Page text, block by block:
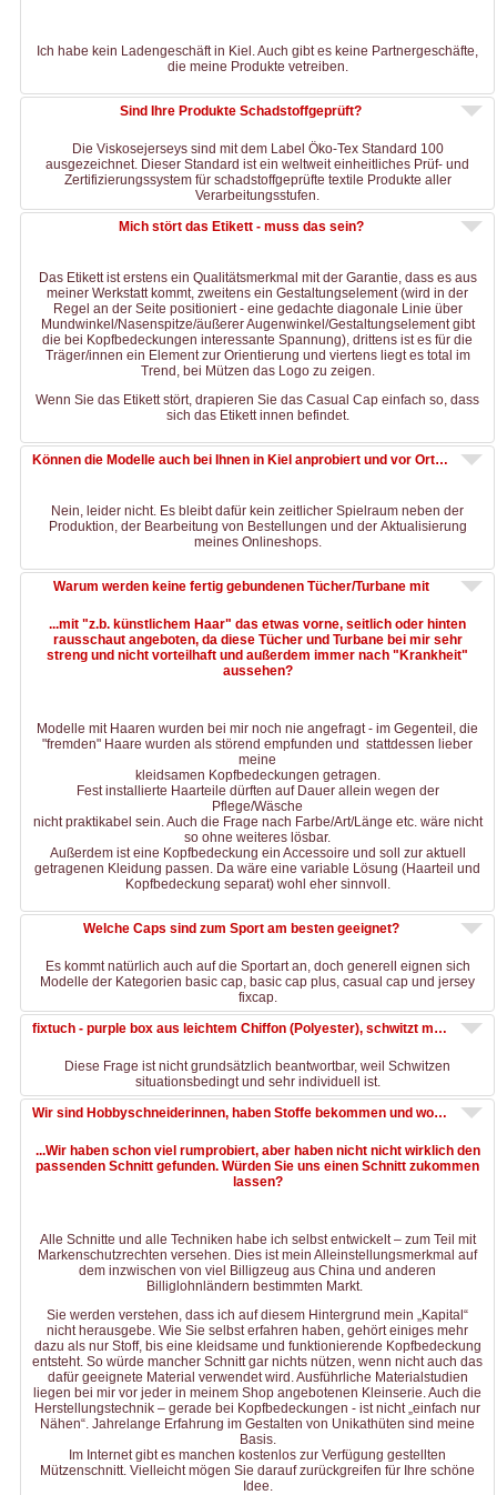
Ich habe kein Ladengeschäft in Kiel. Auch gibt es keine Partnergeschäfte,
die meine Produkte vetreiben.
Sind Ihre Produkte Schadstoffgeprüft?
Die Viskosejerseys sind mit dem Label Öko-Tex Standard 100
ausgezeichnet. Dieser Standard ist ein weltweit einheitliches Prüf- und
Zertifizierungssystem für schadstoffgeprüfte textile Produkte aller
Verarbeitungsstufen.
Mich stört das Etikett - muss das sein?
Das Etikett ist erstens ein Qualitätsmerkmal mit der Garantie, dass es aus
meiner Werkstatt kommt, zweitens ein Gestaltungselement (wird in der
Regel an der Seite positioniert - eine gedachte diagonale Linie über
Mundwinkel/Nasenspitze/äußerer Augenwinkel/Gestaltungselement gibt
die bei Kopfbedeckungen interessante Spannung), drittens ist es für die
Träger/innen ein Element zur Orientierung und viertens liegt es total im
Trend, bei Mützen das Logo zu zeigen.
Wenn Sie das Etikett stört, drapieren Sie das Casual Cap einfach so, dass
sich das Etikett innen befindet.
Können die Modelle auch bei Ihnen in Kiel anprobiert und vor Ort erstanden werden?
Nein, leider nicht. Es bleibt dafür kein zeitlicher Spielraum neben der
Produktion, der Bearbeitung von Bestellungen und der Aktualisierung
meines Onlineshops.
Warum werden keine fertig gebundenen Tücher/Turbane mit
...mit "z.b. künstlichem Haar" das etwas vorne, seitlich oder hinten
rausschaut angeboten, da diese Tücher und Turbane bei mir sehr
streng und nicht vorteilhaft und außerdem immer nach "Krankheit"
aussehen?
Modelle mit Haaren wurden bei mir noch nie angefragt - im Gegenteil, die
"fremden" Haare wurden als störend empfunden und stattdessen lieber
meine
kleidsamen Kopfbedeckungen getragen.
Fest installierte Haarteile dürften auf Dauer allein wegen der
Pflege/Wäsche
nicht praktikabel sein. Auch die Frage nach Farbe/Art/Länge etc. wäre nicht
so ohne weiteres lösbar.
Außerdem ist eine Kopfbedeckung ein Accessoire und soll zur aktuell
getragenen Kleidung passen. Da wäre eine variable Lösung (Haarteil und
Kopfbedeckung separat) wohl eher sinnvoll.
Welche Caps sind zum Sport am besten geeignet?
Es kommt natürlich auch auf die Sportart an, doch generell eignen sich
Modelle der Kategorien basic cap, basic cap plus, casual cap und jersey
fixcap.
fixtuch - purple box aus leichtem Chiffon (Polyester), schwitzt man bei diesem Material?
Diese Frage ist nicht grundsätzlich beantwortbar, weil Schwitzen
situationsbedingt und sehr individuell ist.
Wir sind Hobbyschneiderinnen, haben Stoffe bekommen und wollen Mützen nähen. Wir haben schon viel rumprobiert, aber haben nicht nicht wirklich den passenden Schnitt gefunden. Würden Sie uns einen Schnitt zukommen lassen?
...Wir haben schon viel rumprobiert, aber haben nicht nicht wirklich den
passenden Schnitt gefunden. Würden Sie uns einen Schnitt zukommen
lassen?
Alle Schnitte und alle Techniken habe ich selbst entwickelt – zum Teil mit
Markenschutzrechten versehen. Dies ist mein Alleinstellungsmerkmal auf
dem inzwischen von viel Billigzeug aus China und anderen
Billiglohnländern bestimmten Markt.
Sie werden verstehen, dass ich auf diesem Hintergrund mein „Kapital“
nicht herausgebe. Wie Sie selbst erfahren haben, gehört einiges mehr
dazu als nur Stoff, bis eine kleidsame und funktionierende Kopfbedeckung
entsteht. So würde mancher Schnitt gar nichts nützen, wenn nicht auch das
dafür geeignete Material verwendet wird. Ausführliche Materialstudien
liegen bei mir vor jeder in meinem Shop angebotenen Kleinserie. Auch die
Herstellungstechnik – gerade bei Kopfbedeckungen - ist nicht „einfach nur
Nähen“. Jahrelange Erfahrung im Gestalten von Unikathüten sind meine
Basis.
Im Internet gibt es manchen kostenlos zur Verfügung gestellten
Mützenschnitt. Vielleicht mögen Sie darauf zurückgreifen für Ihre schöne
Idee.